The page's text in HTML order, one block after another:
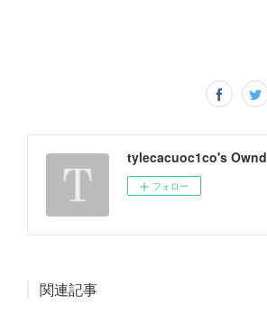
tylecacuoc1co's Ownd
フォロー
関連記事